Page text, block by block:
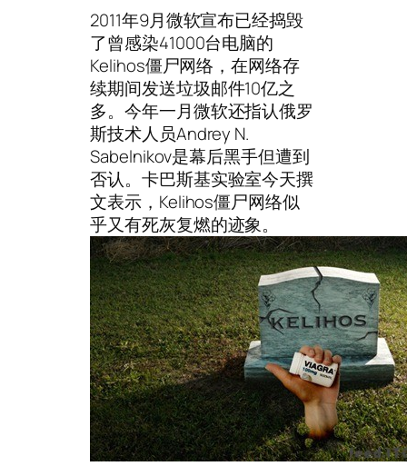
2011年9月微软宣布已经捣毁
了曾感染41000台电脑的
Kelihos僵尸网络，在网络存
续期间发送垃圾邮件10亿之
多。今年一月微软还指认俄罗
斯技术人员Andrey N.
Sabelnikov是幕后黑手但遭到
否认。卡巴斯基实验室今天撰
文表示，Kelihos僵尸网络似
乎又有死灰复燃的迹象。